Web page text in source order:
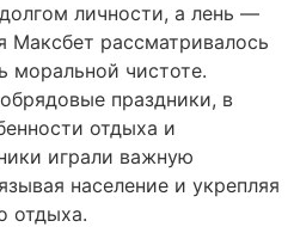
личности, а лень —
Максбет рассматривалось
моральной чистоте.
праздники, в
отдыха и
играли важную
население и укрепляя
отдыха.